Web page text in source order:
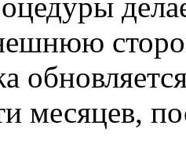
месяцев,